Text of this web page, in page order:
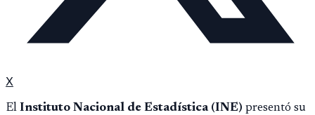
X
El Instituto Nacional de Estadística (INE) presentó su